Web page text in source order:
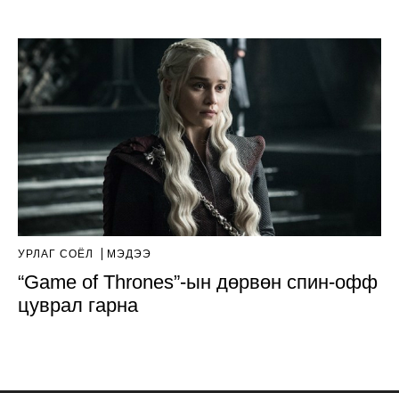
УРЛАГ СОЁЛ МЭДЭЭ
“Game of Thrones”-ын дөрвөн спин-офф
цуврал гарна